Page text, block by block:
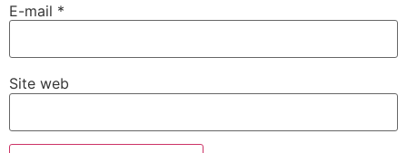
E-mail *
Site web